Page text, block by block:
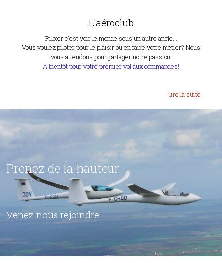
L'aéroclub
Piloter c'est voir le monde sous un autre angle...
Vous voulez piloter pour le plaisir ou en faire votre métier? Nous
vous attendons pour partager notre passion.
A bientôt pour votre premier vol aux commandes!
lire la suite
Prenez de la hauteur
Venez nous rejoindre